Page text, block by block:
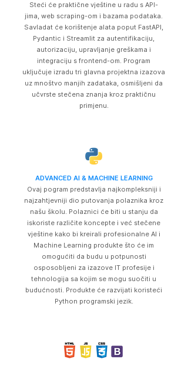
Steći će praktične vještine u radu s API-
jima, web scraping-om i bazama podataka.
Savladat će korištenje alata poput FastAPI,
Pydantic i Streamlit za autentifikaciju,
autorizaciju, upravljanje greškama i
integraciju s frontend-om. Program
uključuje izradu tri glavna projektna izazova
uz mnoštvo manjih zadataka, osmišljeni da
učvrste stečena znanja kroz praktičnu
primjenu.
ADVANCED AI & MACHINE LEARNING
Ovaj pogram predstavlja najkompleksniji i
najzahtjevniji dio putovanja polaznika kroz
našu školu. Polaznici će biti u stanju da
iskoriste različite koncepte i već stečene
vještine kako bi kreirali profesionalne AI i
Machine Learning produkte što će im
omogućiti da budu u potpunosti
osposobljeni za izazove IT profesije i
tehnologija sa kojim se mogu suočiti u
budućnosti. Produkte će razvijati koristeći
Python programski jezik.